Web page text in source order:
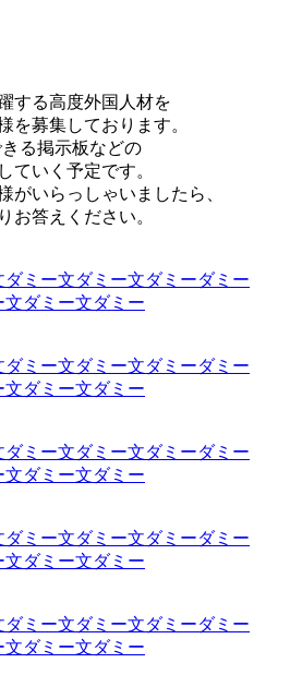
する高度外国人材を
を募集しております。
る掲示板などの
ていく予定です。
がいらっしゃいましたら、
お答えください。
ダミー文ダミー文ダミーダミー
ダミー文ダミー
ダミー文ダミー文ダミーダミー
ダミー文ダミー
ダミー文ダミー文ダミーダミー
ダミー文ダミー
ダミー文ダミー文ダミーダミー
ダミー文ダミー
ダミー文ダミー文ダミーダミー
ダミー文ダミー